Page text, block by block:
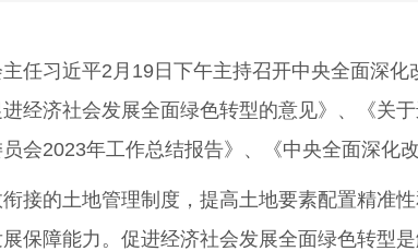
习近平2月19日下午主持召开中央全面深化
济社会发展全面绿色转型的意见》、《关
会2023年工作总结报告》、《中央全面深化
的土地管理制度，提高土地要素配置精准
保障能力。促进经济社会发展全面绿色转型